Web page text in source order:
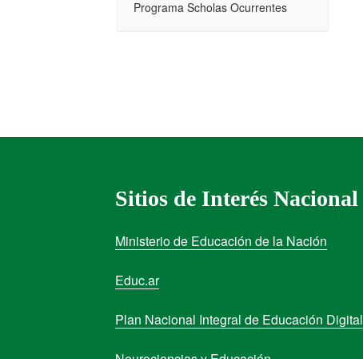
Programa Scholas Ocurrentes
Sitios de Interés Nacional
Ministerio de Educación de la Nación
Educ.ar
Plan Nacional Integral de Educación Digital